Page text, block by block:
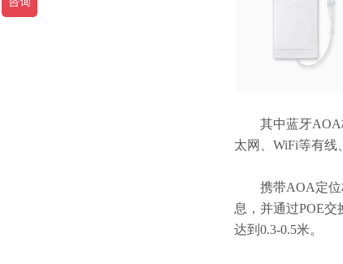
其中蓝牙AOA标
太网、WiFi等有线
携带AOA定位标
息，并通过POE
达到0.3-0.5米。